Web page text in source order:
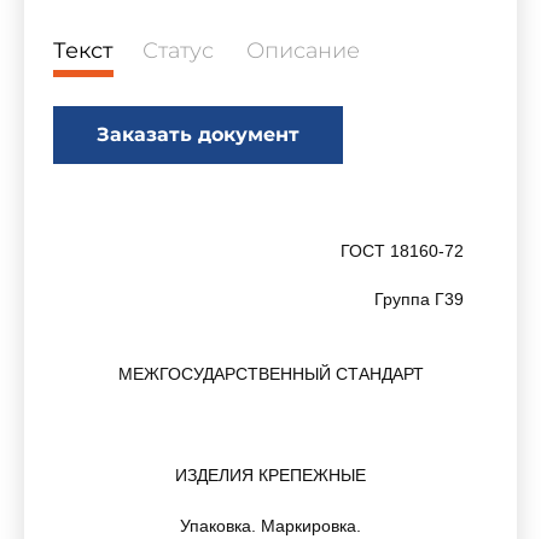
Текст Статус Описание
Заказать документ
ГОСТ 18160-72
Группа Г39
МЕЖГОСУДАРСТВЕННЫЙ СТАНДАРТ
ИЗДЕЛИЯ КРЕПЕЖНЫЕ
Упаковка. Маркировка.